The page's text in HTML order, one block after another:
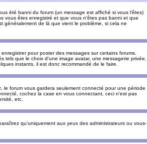
été banni du forum (un message est affiché si vous l'êtes)
vous êtes enregistré et que vous n'êtes pas banni et que
généralement de là que vient le problème, si cela ne
pour poster des messages sur certains forums.
tels que le choix d'une image avatar, une messagerie privée,
instants, il est donc recommandé de le faire.
le forum vous gardera seulement connecté pour une période
cochez la case en vous connectant, ceci n'est pas
etc.
qu'uniquement aux yeux des administrateurs ou vous-